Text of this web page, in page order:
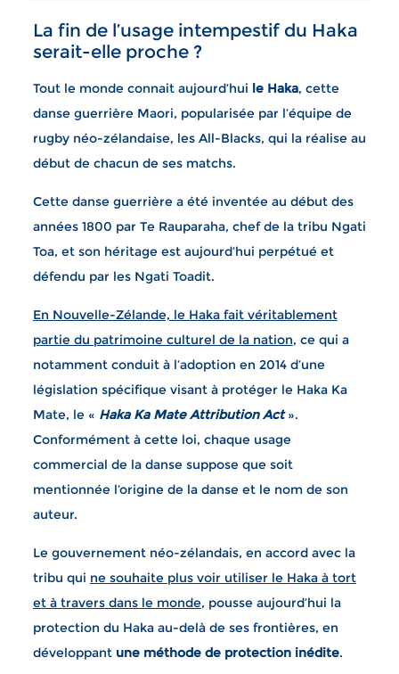
La fin de l’usage intempestif du Haka
serait-elle proche ?
Tout le monde connait aujourd’hui le Haka, cette
danse guerrière Maori, popularisée par l’équipe de
rugby néo-zélandaise, les All-Blacks, qui la réalise au
début de chacun de ses matchs.
Cette danse guerrière a été inventée au début des
années 1800 par Te Rauparaha, chef de la tribu Ngati
Toa, et son héritage est aujourd’hui perpétué et
défendu par les Ngati Toadit.
En Nouvelle-Zélande, le Haka fait véritablement
partie du patrimoine culturel de la nation, ce qui a
notamment conduit à l’adoption en 2014 d’une
législation spécifique visant à protéger le Haka Ka
Mate, le « Haka Ka Mate Attribution Act ».
Conformément à cette loi, chaque usage
commercial de la danse suppose que soit
mentionnée l’origine de la danse et le nom de son
auteur.
Le gouvernement néo-zélandais, en accord avec la
tribu qui ne souhaite plus voir utiliser le Haka à tort
et à travers dans le monde, pousse aujourd’hui la
protection du Haka au-delà de ses frontières, en
développant une méthode de protection inédite.